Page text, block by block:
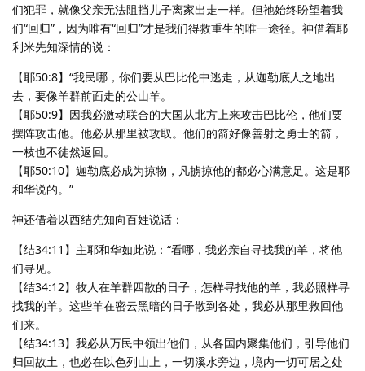
们犯罪，就像父亲无法阻挡儿子离家出走一样。但祂始终盼望着我
们“回归”，因为唯有“回归”才是我们得救重生的唯一途径。神借着耶
利米先知深情的说：
【耶50:8】“我民哪，你们要从巴比伦中逃走，从迦勒底人之地出
去，要像羊群前面走的公山羊。
【耶50:9】因我必激动联合的大国从北方上来攻击巴比伦，他们要
摆阵攻击他。他必从那里被攻取。他们的箭好像善射之勇士的箭，
一枝也不徒然返回。
【耶50:10】迦勒底必成为掠物，凡掳掠他的都必心满意足。这是耶
和华说的。”
神还借着以西结先知向百姓说话：
【结34:11】主耶和华如此说：“看哪，我必亲自寻找我的羊，将他
们寻见。
【结34:12】牧人在羊群四散的日子，怎样寻找他的羊，我必照样寻
找我的羊。这些羊在密云黑暗的日子散到各处，我必从那里救回他
们来。
【结34:13】我必从万民中领出他们，从各国内聚集他们，引导他们
归回故土，也必在以色列山上，一切溪水旁边，境内一切可居之处